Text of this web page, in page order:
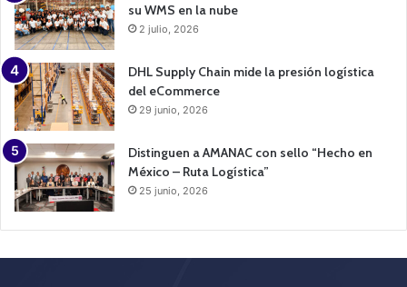
su WMS en la nube
2 julio, 2026
DHL Supply Chain mide la presión logística
del eCommerce
29 junio, 2026
Distinguen a AMANAC con sello “Hecho en
México – Ruta Logística”
25 junio, 2026